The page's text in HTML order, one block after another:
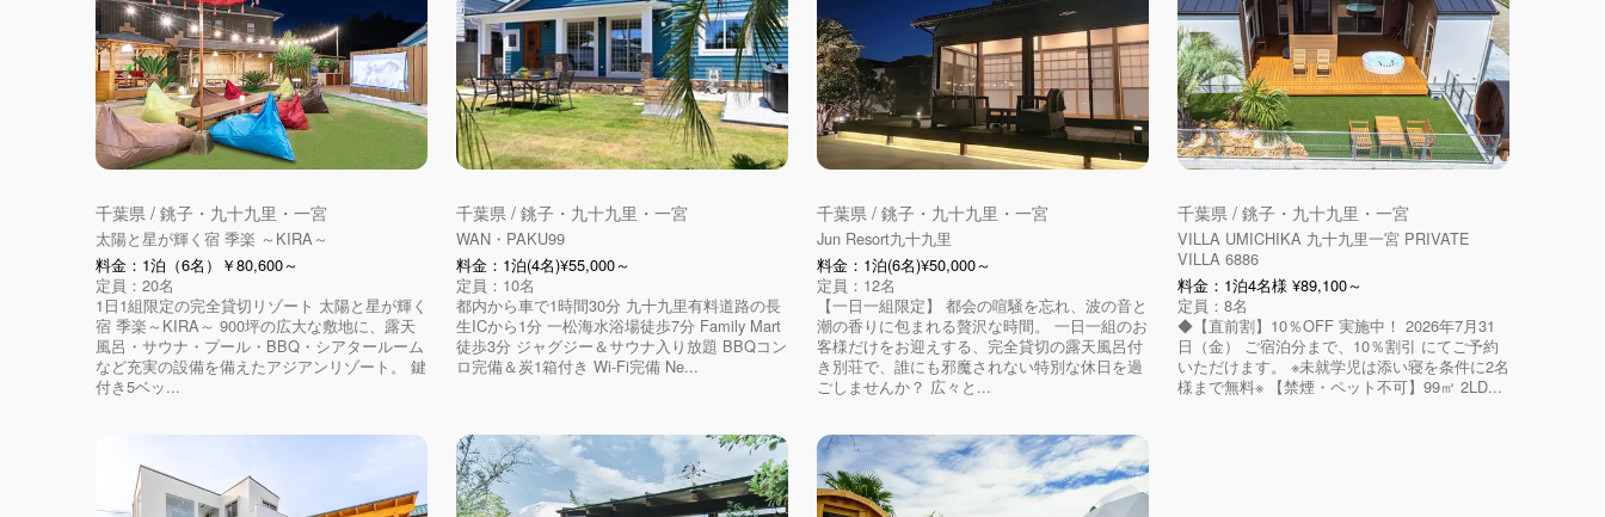
千葉県 / 銚子・九十九里・一宮
太陽と星が輝く宿 季楽 ～KIRA～
料金：1泊（6名）￥80,600～
定員：20名
1日1組限定の完全貸切リゾート 太陽と星が輝く
宿 季楽～KIRA～ 900坪の広大な敷地に、露天
風呂・サウナ・プール・BBQ・シアタールーム
など充実の設備を備えたアジアンリゾート。 鍵
付き5ベッ...
千葉県 / 銚子・九十九里・一宮
WAN・PAKU99
料金：1泊(4名)¥55,000～
定員：10名
都内から車で1時間30分 九十九里有料道路の長
生ICから1分 一松海水浴場徒歩7分 Family Mart
徒歩3分 ジャグジー＆サウナ入り放題 BBQコン
ロ完備＆炭1箱付き Wi-Fi完備 Ne...
千葉県 / 銚子・九十九里・一宮
Jun Resort九十九里
料金：1泊(6名)¥50,000～
定員：12名
【一日一組限定】 都会の喧騒を忘れ、波の音と
潮の香りに包まれる贅沢な時間。 一日一組のお
客様だけをお迎えする、完全貸切の露天風呂付
き別荘で、誰にも邪魔されない特別な休日を過
ごしませんか？ 広々と...
千葉県 / 銚子・九十九里・一宮
VILLA UMICHIKA 九十九里一宮 PRIVATE
VILLA 6886
料金：1泊4名様 ¥89,100～
定員：8名
◆【直前割】10％OFF 実施中！ 2026年7月31
日（金） ご宿泊分まで、10％割引 にてご予約
いただけます。 ※未就学児は添い寝を条件に2名
様まで無料※ 【禁煙・ペット不可】99㎡ 2LD...